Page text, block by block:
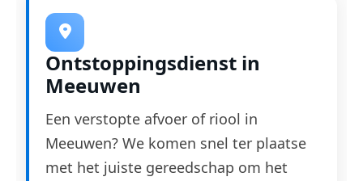
Ontstoppingsdienst in
Meeuwen
Een verstopte afvoer of riool in
Meeuwen? We komen snel ter plaatse
met het juiste gereedschap om het